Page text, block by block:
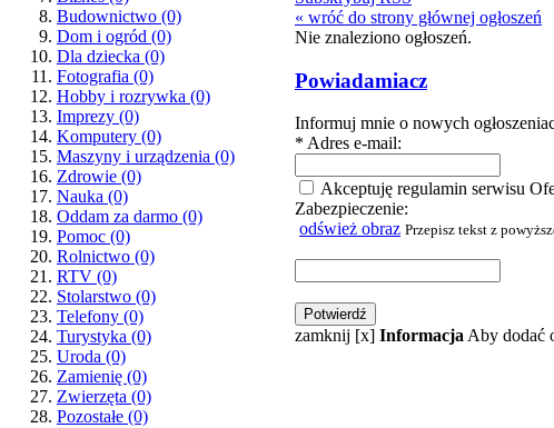
Budownictwo (0)
Dom i ogród (0)
Dla dziecka (0)
Fotografia (0)
Hobby i rozrywka (0)
Imprezy (0)
Komputery (0)
Maszyny i urządzenia (0)
Zdrowie (0)
Nauka (0)
Oddam za darmo (0)
Pomoc (0)
Rolnictwo (0)
RTV (0)
Stolarstwo (0)
Telefony (0)
Turystyka (0)
Uroda (0)
Zamienię (0)
Zwierzęta (0)
Pozostałe (0)
« wróć do strony głównej ogłoszeń
Nie znaleziono ogłoszeń.
Powiadamiacz
Informuj mnie o nowych
* Adres e-mail:
Akceptuję regulamin serwisu
Zabezpieczenie:
odśwież obraz Przepisz tekst z
zamknij [x] Informacja Aby dodać